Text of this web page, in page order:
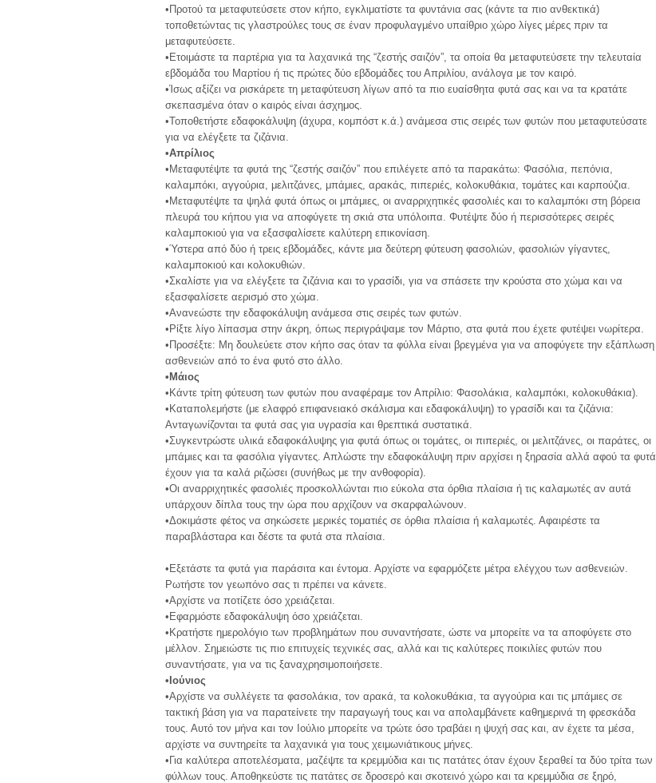
•Προτού τα μεταφυτεύσετε στον κήπο, εγκλιματίστε τα φυντάνια σας (κάντε τα πιο ανθεκτικά)
τοποθετώντας τις γλαστρούλες τους σε έναν προφυλαγμένο υπαίθριο χώρο λίγες μέρες πριν τα
μεταφυτεύσετε.
•Ετοιμάστε τα παρτέρια για τα λαχανικά της “ζεστής σαιζόν”, τα οποία θα μεταφυτεύσετε την τελευταία
εβδομάδα του Μαρτίου ή τις πρώτες δύο εβδομάδες του Απριλίου, ανάλογα με τον καιρό.
•Ίσως αξίζει να ρισκάρετε τη μεταφύτευση λίγων από τα πιο ευαίσθητα φυτά σας και να τα κρατάτε
σκεπασμένα όταν ο καιρός είναι άσχημος.
•Τοποθετήστε εδαφοκάλυψη (άχυρα, κομπόστ κ.ά.) ανάμεσα στις σειρές των φυτών που μεταφυτεύσατε
για να ελέγξετε τα ζιζάνια.
•Απρίλιος
•Μεταφυτέψτε τα φυτά της “ζεστής σαιζόν” που επιλέγετε από τα παρακάτω: Φασόλια, πεπόνια,
καλαμπόκι, αγγούρια, μελιτζάνες, μπάμιες, αρακάς, πιπεριές, κολοκυθάκια, τομάτες και καρπούζια.
•Μεταφυτέψτε τα ψηλά φυτά όπως οι μπάμιες, οι αναρριχητικές φασολιές και το καλαμπόκι στη βόρεια
πλευρά του κήπου για να αποφύγετε τη σκιά στα υπόλοιπα. Φυτέψτε δύο ή περισσότερες σειρές
καλαμποκιού για να εξασφαλίσετε καλύτερη επικονίαση.
•Ύστερα από δύο ή τρεις εβδομάδες, κάντε μια δεύτερη φύτευση φασολιών, φασολιών γίγαντες,
καλαμποκιού και κολοκυθιών.
•Σκαλίστε για να ελέγξετε τα ζιζάνια και το γρασίδι, για να σπάσετε την κρούστα στο χώμα και να
εξασφαλίσετε αερισμό στο χώμα.
•Ανανεώστε την εδαφοκάλυψη ανάμεσα στις σειρές των φυτών.
•Ρίξτε λίγο λίπασμα στην άκρη, όπως περιγράψαμε τον Μάρτιο, στα φυτά που έχετε φυτέψει νωρίτερα.
•Προσέξτε: Μη δουλεύετε στον κήπο σας όταν τα φύλλα είναι βρεγμένα για να αποφύγετε την εξάπλωση
ασθενειών από το ένα φυτό στο άλλο.
•Μάιος
•Κάντε τρίτη φύτευση των φυτών που αναφέραμε τον Απρίλιο: Φασολάκια, καλαμπόκι, κολοκυθάκια).
•Καταπολεμήστε (με ελαφρό επιφανειακό σκάλισμα και εδαφοκάλυψη) το γρασίδι και τα ζιζάνια:
Ανταγωνίζονται τα φυτά σας για υγρασία και θρεπτικά συστατικά.
•Συγκεντρώστε υλικά εδαφοκάλυψης για φυτά όπως οι τομάτες, οι πιπεριές, οι μελιτζάνες, οι παράτες, οι
μπάμιες και τα φασόλια γίγαντες. Απλώστε την εδαφοκάλυψη πριν αρχίσει η ξηρασία αλλά αφού τα φυτά
έχουν για τα καλά ριζώσει (συνήθως με την ανθοφορία).
•Οι αναρριχητικές φασολιές προσκολλώνται πιο εύκολα στα όρθια πλαίσια ή τις καλαμωτές αν αυτά
υπάρχουν δίπλα τους την ώρα που αρχίζουν να σκαρφαλώνουν.
•Δοκιμάστε φέτος να σηκώσετε μερικές τοματιές σε όρθια πλαίσια ή καλαμωτές. Αφαιρέστε τα
παραβλάσταρα και δέστε τα φυτά στα πλαίσια.
•Εξετάστε τα φυτά για παράσιτα και έντομα. Αρχίστε να εφαρμόζετε μέτρα ελέγχου των ασθενειών.
Ρωτήστε τον γεωπόνο σας τι πρέπει να κάνετε.
•Αρχίστε να ποτίζετε όσο χρειάζεται.
•Εφαρμόστε εδαφοκάλυψη όσο χρειάζεται.
•Κρατήστε ημερολόγιο των προβλημάτων που συναντήσατε, ώστε να μπορείτε να τα αποφύγετε στο
μέλλον. Σημειώστε τις πιο επιτυχείς τεχνικές σας, αλλά και τις καλύτερες ποικιλίες φυτών που
συναντήσατε, για να τις ξαναχρησιμοποιήσετε.
•Ιούνιος
•Αρχίστε να συλλέγετε τα φασολάκια, τον αρακά, τα κολοκυθάκια, τα αγγούρια και τις μπάμιες σε
τακτική βάση για να παρατείνετε την παραγωγή τους και να απολαμβάνετε καθημερινά τη φρεσκάδα
τους. Αυτό τον μήνα και τον Ιούλιο μπορείτε να τρώτε όσο τραβάει η ψυχή σας και, αν έχετε τα μέσα,
αρχίστε να συντηρείτε τα λαχανικά για τους χειμωνιάτικους μήνες.
•Για καλύτερα αποτελέσματα, μαζέψτε τα κρεμμύδια και τις πατάτες όταν έχουν ξεραθεί τα δύο τρίτα των
φύλλων τους. Αποθηκεύστε τις πατάτες σε δροσερό και σκοτεινό χώρο και τα κρεμμύδια σε ξηρό,